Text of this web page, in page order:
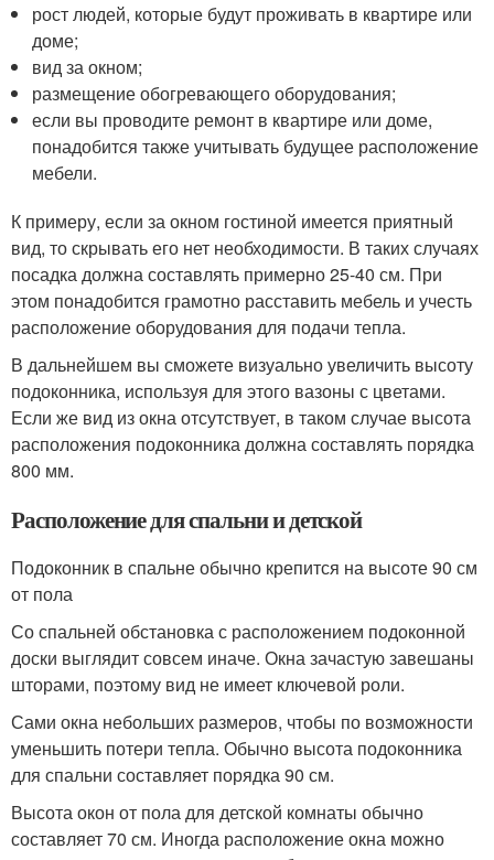
рост людей, которые будут проживать в квартире или
доме;
вид за окном;
размещение обогревающего оборудования;
если вы проводите ремонт в квартире или доме,
понадобится также учитывать будущее расположение
мебели.
К примеру, если за окном гостиной имеется приятный
вид, то скрывать его нет необходимости. В таких случаях
посадка должна составлять примерно 25-40 см. При
этом понадобится грамотно расставить мебель и учесть
расположение оборудования для подачи тепла.
В дальнейшем вы сможете визуально увеличить высоту
подоконника, используя для этого вазоны с цветами.
Если же вид из окна отсутствует, в таком случае высота
расположения подоконника должна составлять порядка
800 мм.
Расположение для спальни и детской
Подоконник в спальне обычно крепится на высоте 90 см
от пола
Со спальней обстановка с расположением подоконной
доски выглядит совсем иначе. Окна зачастую завешаны
шторами, поэтому вид не имеет ключевой роли.
Сами окна небольших размеров, чтобы по возможности
уменьшить потери тепла. Обычно высота подоконника
для спальни составляет порядка 90 см.
Высота окон от пола для детской комнаты обычно
составляет 70 см. Иногда расположение окна можно